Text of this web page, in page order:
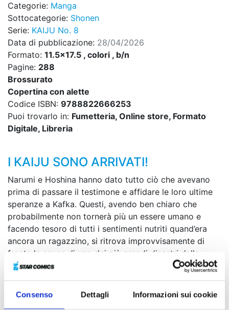
Consenso Dettagli Informazioni sui cookie
Categorie: Manga
Sottocategorie: Shonen
Serie: KAIJU No. 8
Data di pubblicazione: 28/04/2026
Formato: 11.5x17.5 , colori , b/n
Pagine: 288
Brossurato
Copertina con alette
Codice ISBN: 9788822666253
Puoi trovarlo in: Fumetteria, Online store, Formato
Digitale, Libreria
I KAIJU SONO ARRIVATI!
Narumi e Hoshina hanno dato tutto ciò che avevano
prima di passare il testimone e affidare le loro ultime
speranze a Kafka. Questi, avendo ben chiaro che
probabilmente non tornerà più un essere umano e
facendo tesoro di tutti i sentimenti nutriti quand’era
ancora un ragazzino, si ritrova improvvisamente di
fronte la causa di uno dei più grandi disastri della
storia... Riuscirà a salvare l’umanità dalla catastrofe? La
battaglia delle Forze di Difesa contro i kaiju raggiunge
il suo sconvolgente epilogo!